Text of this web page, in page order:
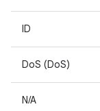
ID
DoS (DoS)
N/A